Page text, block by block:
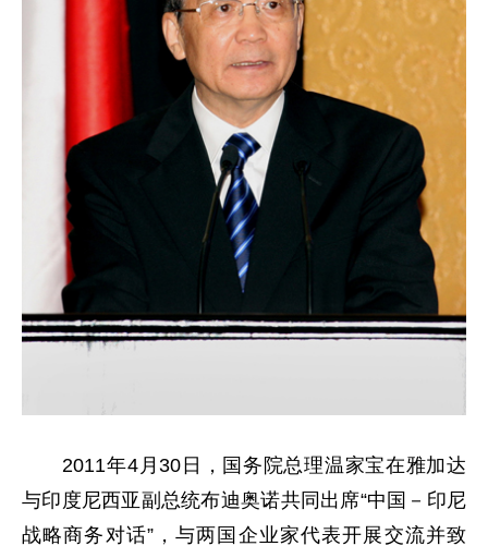
2011年4月30日，国务院总理温家宝在雅加达
与印度尼西亚副总统布迪奥诺共同出席“中国－印尼
战略商务对话”，与两国企业家代表开展交流并致